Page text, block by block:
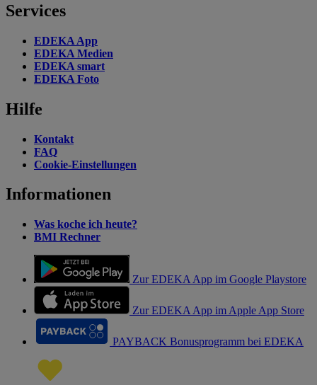
Services
EDEKA App
EDEKA Medien
EDEKA smart
EDEKA Foto
Hilfe
Kontakt
FAQ
Cookie-Einstellungen
Informationen
Was koche ich heute?
BMI Rechner
Zur EDEKA App im Google Playstore
Zur EDEKA App im Apple App Store
PAYBACK Bonusprogramm bei EDEKA